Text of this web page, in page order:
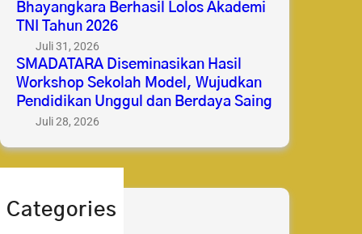
Bhayangkara Berhasil Lolos Akademi
TNI Tahun 2026
Juli 31, 2026
SMADATARA Diseminasikan Hasil
Workshop Sekolah Model, Wujudkan
Pendidikan Unggul dan Berdaya Saing
Juli 28, 2026
Categories